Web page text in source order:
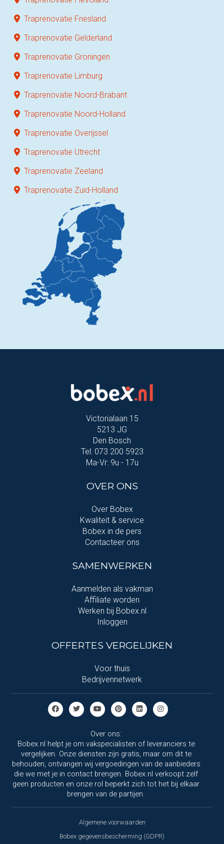
Traprenovatie Friesland
Traprenovatie Gelderland
Traprenovatie Groningen
Traprenovatie Limburg
Traprenovatie Noord-Brabant
Traprenovatie Noord-Holland
Traprenovatie Overijssel
Traprenovatie Utrecht
Traprenovatie Zeeland
Traprenovatie Zuid-Holland
Victorialaan 15
5213 JG
Den Bosch
Tel: 073 200 5923
Ma-Vr: 9u - 17u
OVER ONS
Over Bobex
Kwaliteit & service
Bobex in de pers
Contacteer ons
SAMENWERKEN
Aanmelden als vakman
Affiliate worden
Werken bij Bobex.nl
Inloggen
OFFERTES VERGELIJKEN
Voor thuis
Bedrijvennetwerk
Over ons:
Bobex.nl helpt je om vakspecialisten of leveranciers te
vergelijken. Onze diensten zijn gratis, maar om dit te
behouden, ontvangen wij vergoedingen van de aanbieders
die we met je in contact brengen. Bobex.nl verkoopt zelf
geen producten en onze rol beperkt zich tot het bij elkaar
brengen van de partijen.
Algemene voorwaarden
Bobex gegevensbescherming (GDPR)